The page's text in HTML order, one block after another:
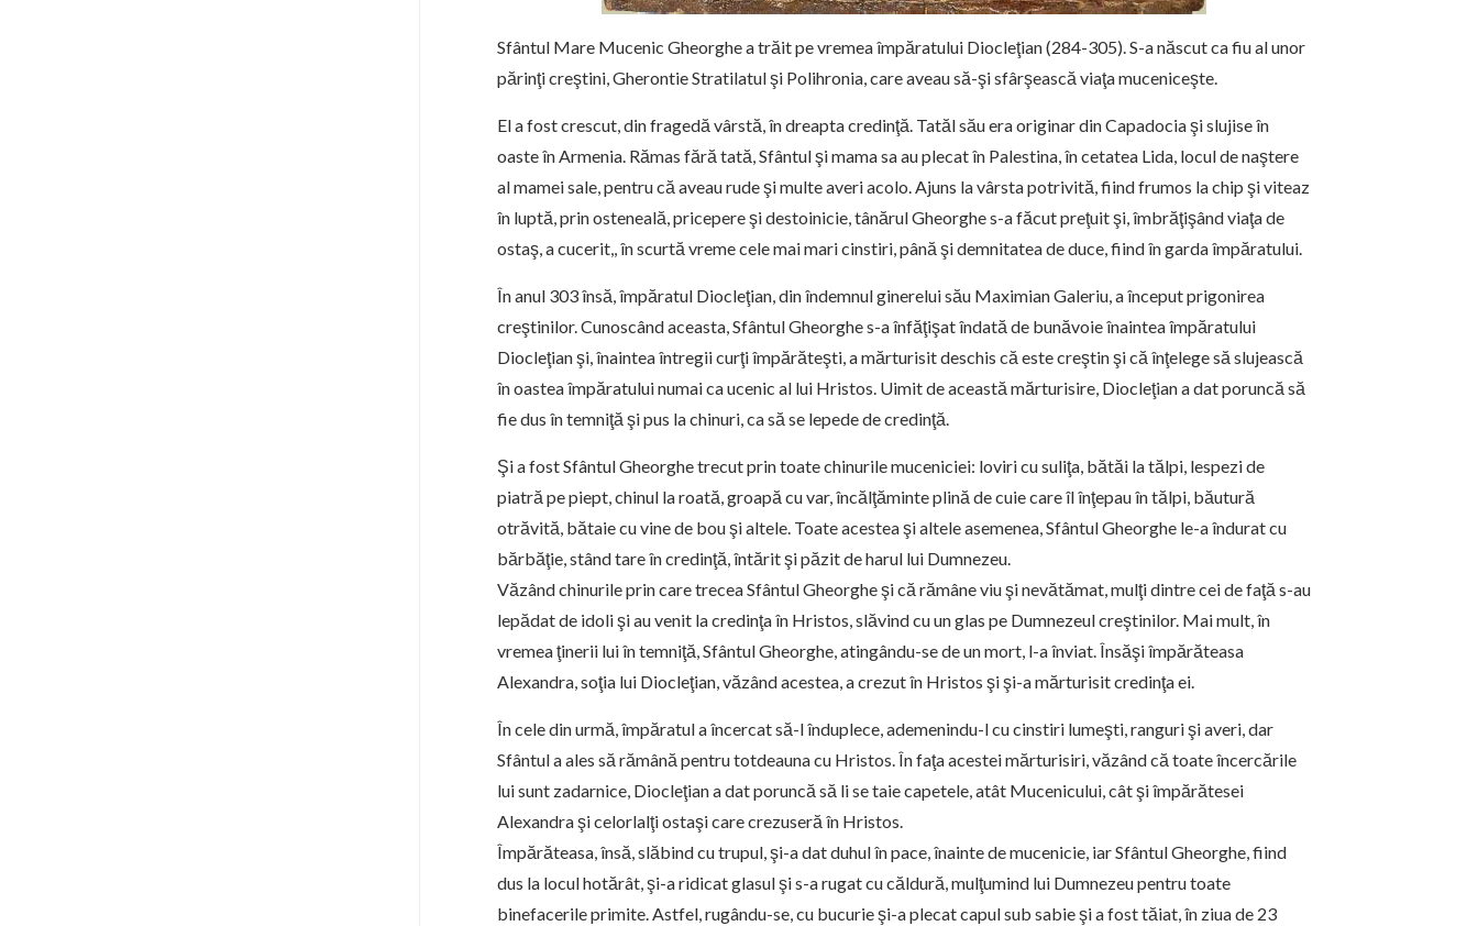
Sfântul Mare Mucenic Gheorghe a trăit pe vremea împăratului Diocleţian (284-305). S-a născut ca fiu al unor
părinţi creştini, Gherontie Stratilatul şi Polihronia, care aveau să-şi sfârşească viaţa muceniceşte.
El a fost crescut, din fragedă vârstă, în dreapta credinţă. Tatăl său era originar din Capadocia şi slujise în
oaste în Armenia. Rămas fără tată, Sfântul şi mama sa au plecat în Palestina, în cetatea Lida, locul de naştere
al mamei sale, pentru că aveau rude şi multe averi acolo. Ajuns la vârsta potrivită, fiind frumos la chip şi viteaz
în luptă, prin osteneală, pricepere şi destoinicie, tânărul Gheorghe s-a făcut preţuit şi, îmbrăţişând viaţa de
ostaş, a cucerit,, în scurtă vreme cele mai mari cinstiri, până şi demnitatea de duce, fiind în garda împăratului.
În anul 303 însă, împăratul Diocleţian, din îndemnul ginerelui său Maximian Galeriu, a început prigonirea
creştinilor. Cunoscând aceasta, Sfântul Gheorghe s-a înfăţişat îndată de bunăvoie înaintea împăratului
Diocleţian şi, înaintea întregii curţi împărăteşti, a mărturisit deschis că este creştin şi că înţelege să slujească
în oastea împăratului numai ca ucenic al lui Hristos. Uimit de această mărturisire, Diocleţian a dat poruncă să
fie dus în temniţă şi pus la chinuri, ca să se lepede de credinţă.
Şi a fost Sfântul Gheorghe trecut prin toate chinurile muceniciei: loviri cu suliţa, bătăi la tălpi, lespezi de
piatră pe piept, chinul la roată, groapă cu var, încălţăminte plină de cuie care îl înţepau în tălpi, băutură
otrăvită, bătaie cu vine de bou şi altele. Toate acestea şi altele asemenea, Sfântul Gheorghe le-a îndurat cu
bărbăţie, stând tare în credinţă, întărit şi păzit de harul lui Dumnezeu.
Văzând chinurile prin care trecea Sfântul Gheorghe şi că rămâne viu şi nevătămat, mulţi dintre cei de faţă s-au
lepădat de idoli şi au venit la credinţa în Hristos, slăvind cu un glas pe Dumnezeul creştinilor. Mai mult, în
vremea ţinerii lui în temniţă, Sfântul Gheorghe, atingându-se de un mort, l-a înviat. Însăşi împărăteasa
Alexandra, soţia lui Diocleţian, văzând acestea, a crezut în Hristos şi şi-a mărturisit credinţa ei.
În cele din urmă, împăratul a încercat să-l înduplece, ademenindu-l cu cinstiri lumeşti, ranguri şi averi, dar
Sfântul a ales să rămână pentru totdeauna cu Hristos. În faţa acestei mărturisiri, văzând că toate încercările
lui sunt zadarnice, Diocleţian a dat poruncă să li se taie capetele, atât Mucenicului, cât şi împărătesei
Alexandra şi celorlalţi ostaşi care crezuseră în Hristos.
Împărăteasa, însă, slăbind cu trupul, şi-a dat duhul în pace, înainte de mucenicie, iar Sfântul Gheorghe, fiind
dus la locul hotărât, şi-a ridicat glasul şi s-a rugat cu căldură, mulţumind lui Dumnezeu pentru toate
binefacerile primite. Astfel, rugându-se, cu bucurie şi-a plecat capul sub sabie şi a fost tăiat, în ziua de 23